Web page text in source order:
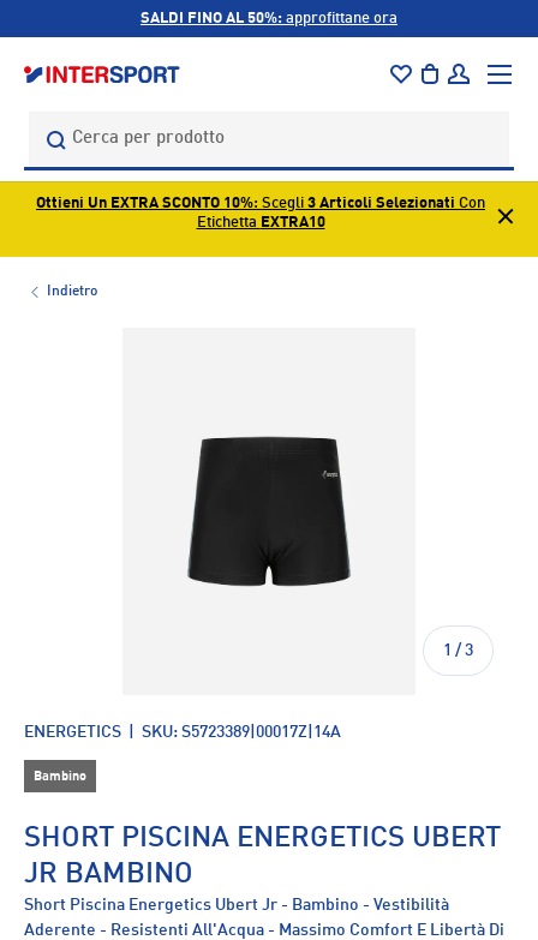
SALDI FINO AL 50%: approfittane ora
Cerca
BorsaAccedi
Menu
Ottieni Un EXTRA SCONTO 10%: Scegli 3 Articoli Selezionati Con
Etichetta EXTRA10
Indietro
1 / di
3
ENERGETICS SKU: S5723389|00017Z|14A
Bambino
SHORT PISCINA ENERGETICS UBERT
JR BAMBINO
Short Piscina Energetics Ubert Jr - Bambino - Vestibilità
Aderente - Resistenti All'Acqua - Massimo Comfort E Libertà Di